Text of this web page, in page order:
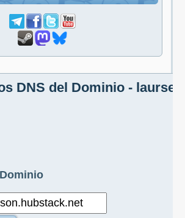
DNS del Dominio -